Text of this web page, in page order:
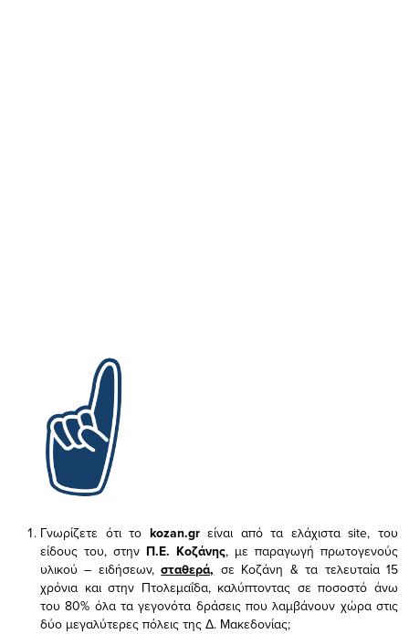
Γνωρίζετε ότι το kozan.gr είναι από τα ελάχισταsite, του
είδους του, στην Π.Ε. Κοζάνης, με παραγωγή πρωτογενούς
υλικού – ειδήσεων,σταθερά, σε Κοζάνη & τα τελευταία 15
χρόνια και στην Πτολεμαΐδα, καλύπτοντας σε ποσοστό άνω
του 80% όλα τα γεγονότα δράσεις που λαμβάνουν χώρα στις
δύο μεγαλύτερες πόλεις της Δ. Μακεδονίας;